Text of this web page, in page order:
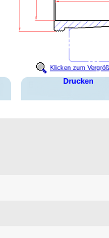
Klicken zum
Drucken